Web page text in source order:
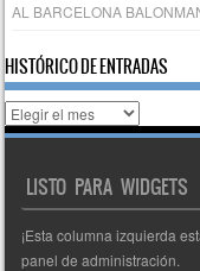
AL BARCELONA
HISTÓRICO DE ENTRADAS
Histórico
de
LISTO PARA WIDGETS
¡Esta columna izquierda
panel de administración.